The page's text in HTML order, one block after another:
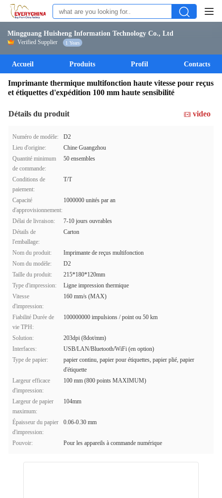
Mingguang Huisheng Information Technology Co., Ltd
Verified Supplier 1 Years
Accueil Produits Profil Contacts
Imprimante thermique multifonction haute vitesse pour reçus
et étiquettes d'expédition 100 mm haute sensibilité
Détails du produit video
Numéro de modèle:
D2
Lieu d'origine:
Chine Guangzhou
Quantité minimum
de commande:
50 ensembles
Conditions de
paiement:
T/T
Capacité
d'approvisionnement:
1000000 unités par an
Délai de livraison:
7-10 jours ouvrables
Détails de
l'emballage:
Carton
Nom du produit:
Imprimante de reçus multifonction
Nom du modèle:
D2
Taille du produit:
215*180*120mm
Type d'impression:
Ligne impression thermique
Vitesse
d'impression:
160 mm/s (MAX)
Fiabilité Durée de
vie TPH:
100000000 impulsions / point ou 50 km
Solution:
203dpi (8dot/mm)
Interfaces:
USB/LAN/Bluetooth/WiFi (en option)
Type de papier:
papier continu, papier pour étiquettes, papier plié, papier
d'étiquette
Largeur efficace
d'impression:
100 mm (800 points MAXIMUM)
Largeur de papier
maximum:
104mm
Épaisseur du papier
d'impression:
0.06-0.30 mm
Pouvoir: Pour les appareils à commande numérique